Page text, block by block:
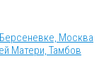
Москва
Матери, Тамбов